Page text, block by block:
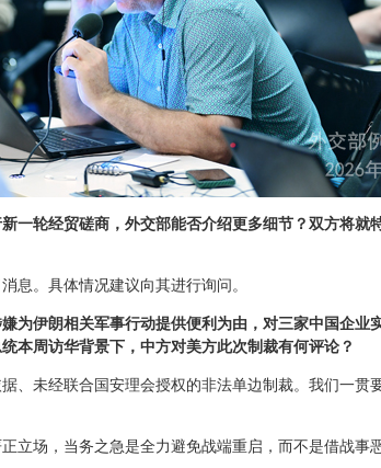
一轮经贸磋商，外交部能否介绍更多细节？双方将就
息。具体情况建议向其进行询问。
为伊朗相关军事行动提供便利为由，对三家中国企业
本周访华背景下，中方对美方此次制裁有何评论？
、未经联合国安理会授权的非法单边制裁。我们一贯
立场，当务之急是全力避免战端重启，而不是借战事